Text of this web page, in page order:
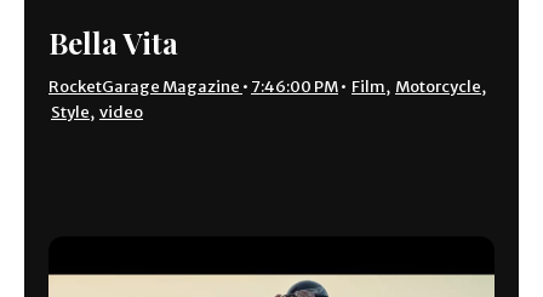
Bella Vita
RocketGarage Magazine • 7:46:00 PM• Film, Motorcycle,
Style, video